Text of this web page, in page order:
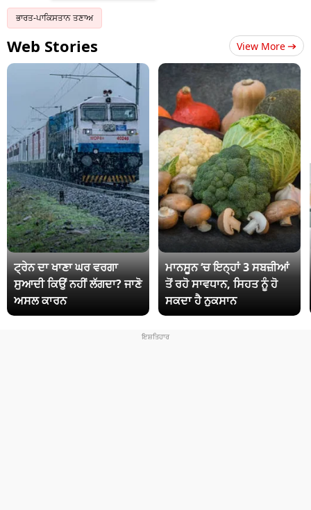
ਭਾਰਤ-ਪਾਕਿਸਤਾਨ ਤਣਾਅ
Web Stories View More
ਟ੍ਰੇਨ ਦਾ ਖਾਣਾ ਘਰ ਵਰਗਾ
ਸੁਆਦੀ ਕਿਉਂ ਨਹੀਂ ਲੱਗਦਾ? ਜਾਣੋ
ਅਸਲ ਕਾਰਨ
ਮਾਨਸੂਨ ‘ਚ ਇਨ੍ਹਾਂ 3 ਸਬਜ਼ੀਆਂ
ਤੋਂ ਰਹੋ ਸਾਵਧਾਨ, ਸਿਹਤ ਨੂੰ ਹੋ
ਸਕਦਾ ਹੈ ਨੁਕਸਾਨ